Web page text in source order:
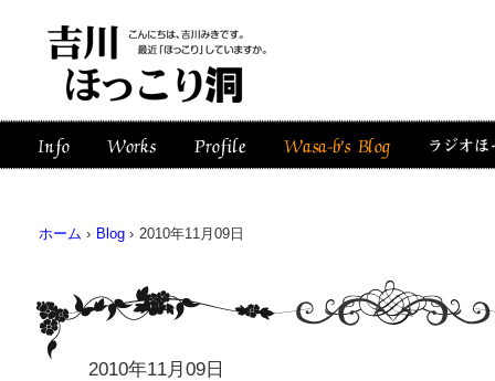
ホーム › Blog › 2010年11月09日
2010年11月09日